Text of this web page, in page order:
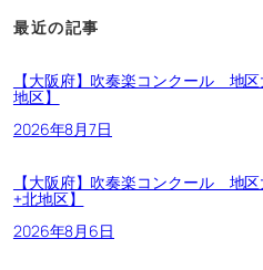
最近の記事
【大阪府】吹奏楽コンクール 地
地区】
2026年8月7日
【大阪府】吹奏楽コンクール 地
+北地区】
2026年8月6日